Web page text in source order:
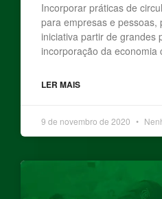
Incorporar práticas de
para empresas e pessoas,
iniciativa partir de grandes
incorporação da economia
LER MAIS
9 de novembro de 2020